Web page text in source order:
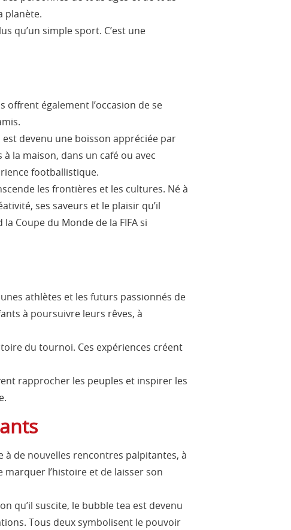
planète.
qu’un simple sport. C’est une
également l’occasion de se
devenu une boisson appréciée par
la maison, dans un café ou avec
footballistique.
les frontières et les cultures. Né à
ses saveurs et le plaisir qu’il
Coupe du Monde de la FIFA si
athlètes et les futurs passionnés de
à poursuivre leurs rêves, à
du tournoi. Ces expériences créent
rapprocher les peuples et inspirer les
à de nouvelles rencontres palpitantes, à
l’histoire et de laisser son
qu’il suscite, le bubble tea est devenu
Tous deux symbolisent le pouvoir